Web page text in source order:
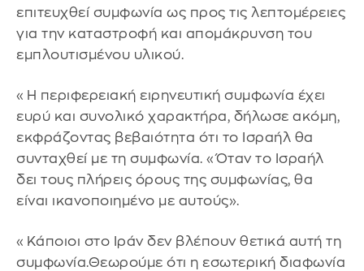
επιτευχθεί συμφωνία ως προς τις λεπτομέρειες
για την καταστροφή και απομάκρυνση του
εμπλουτισμένου υλικού.
«Η περιφερειακή ειρηνευτική συμφωνία έχει
ευρύ και συνολικό χαρακτήρα, δήλωσε ακόμη,
εκφράζοντας βεβαιότητα ότι το Ισραήλ θα
συνταχθεί με τη συμφωνία. «Όταν το Ισραήλ
δει τους πλήρεις όρους της συμφωνίας, θα
είναι ικανοποιημένο με αυτούς».
«Κάποιοι στο Ιράν δεν βλέπουν θετικά αυτή τη
συμφωνία.Θεωρούμε ότι η εσωτερική διαφωνία